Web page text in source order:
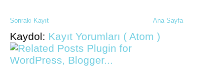
Sonraki Kayıt Ana Sayfa
Kaydol: Kayıt Yorumları ( Atom )